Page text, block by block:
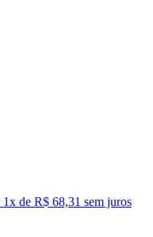
1x de R$ 68,31 sem juros